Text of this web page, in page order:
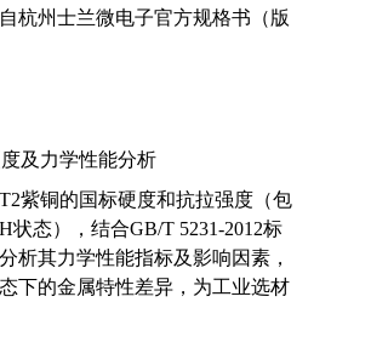
杭州士兰微电子官方规格书（版
及力学性能分析
紫铜的国标硬度和抗拉强度（包
状态），结合GB/T 5231-2012标
析其力学性能指标及影响因素，
下的金属特性差异，为工业选材